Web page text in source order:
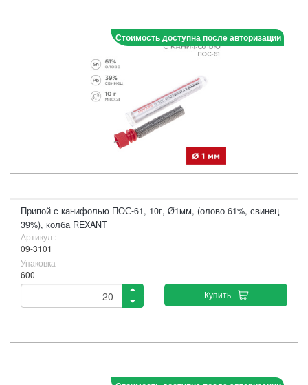
Стоимость доступна после авторизации
Припой с канифолью ПОС-61, 10г, Ø1мм, (олово 61%, свинец
39%), колба REXANT
Артикул :
09-3101
Упаковка
600
Купить